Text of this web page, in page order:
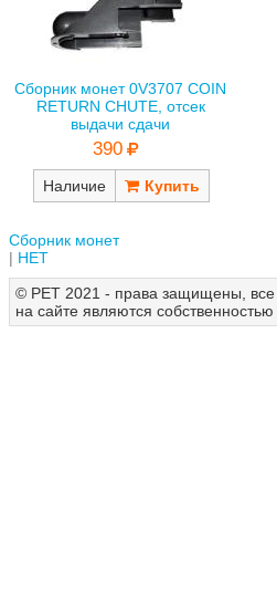
Сборник монет 0V3707 COIN
RETURN CHUTE, отсек
выдачи сдачи
390
Наличие
Сборник монет
НЕТ
© РЕТ 2021 - права защищены, все
на сайте являются